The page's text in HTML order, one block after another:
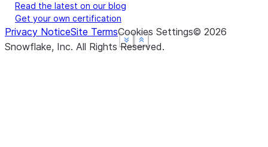
Show less
See more
Show less
See more
Show less
See more
Read the latest on our blog
Get your own certification
Privacy NoticeSite TermsCookies Settings© 2026
Snowflake, Inc. All Rights Reserved.